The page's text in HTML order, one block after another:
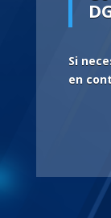
Si
en